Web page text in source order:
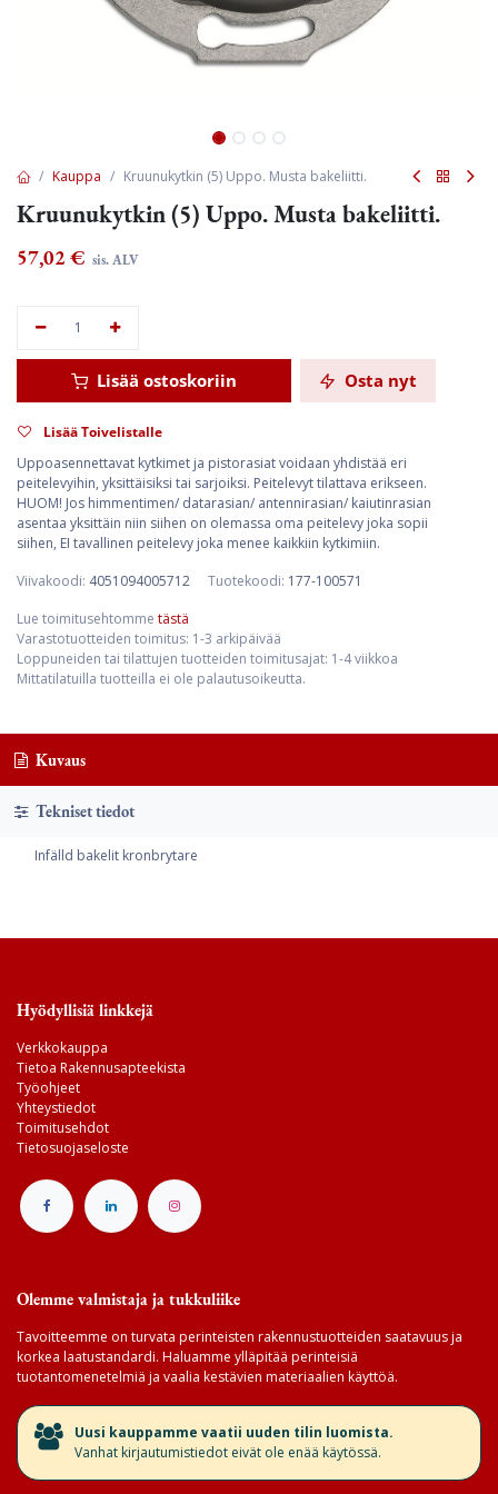
Kauppa Kruunukytkin (5) Uppo. Musta bakeliitti.
Kruunukytkin (5) Uppo. Musta bakeliitti.
57,02€ sis. ALV
Lisää ostoskoriin Osta nyt
Lisää Toivelistalle
Uppoasennettavat kytkimet ja pistorasiat voidaan yhdistää eri
peitelevyihin, yksittäisiksi tai sarjoiksi. Peitelevyt tilattava erikseen.
HUOM! Jos himmentimen/ datarasian/ antennirasian/ kaiutinrasian
asentaa yksittäin niin siihen on olemassa oma peitelevy joka sopii
siihen, EI tavallinen peitelevy joka menee kaikkiin kytkimiin.
Viivakoodi: 4051094005712 Tuotekoodi: 177-100571
Lue toimitusehtomme tästä
Varastotuotteiden toimitus: 1-3 arkipäivää
Loppuneiden tai tilattujen tuotteiden toimitusajat: 1-4 viikkoa
Mittatilatuilla tuotteilla ei ole palautusoikeutta.
Kuvaus
Tekniset tiedot
Infälld bakelit kronbrytare
Hyödyllisiä linkkejä
Verkkokauppa
Tietoa Rakennusapteekista
Työohjeet
Yhteystiedot
Toimitusehdot
Tietosuojaseloste
Olemme valmistaja ja tukkuliike
Tavoitteemme on turvata perinteisten rakennustuotteiden saatavuus ja
korkea laatustandardi. Haluamme ylläpitää perinteisiä
tuotantomenetelmiä ja vaalia kestävien materiaalien käyttöä.
​Uusi kauppamme vaatii uuden tilin luomista.
Vanhat kirjautumistiedot eivät ole enää käytössä.